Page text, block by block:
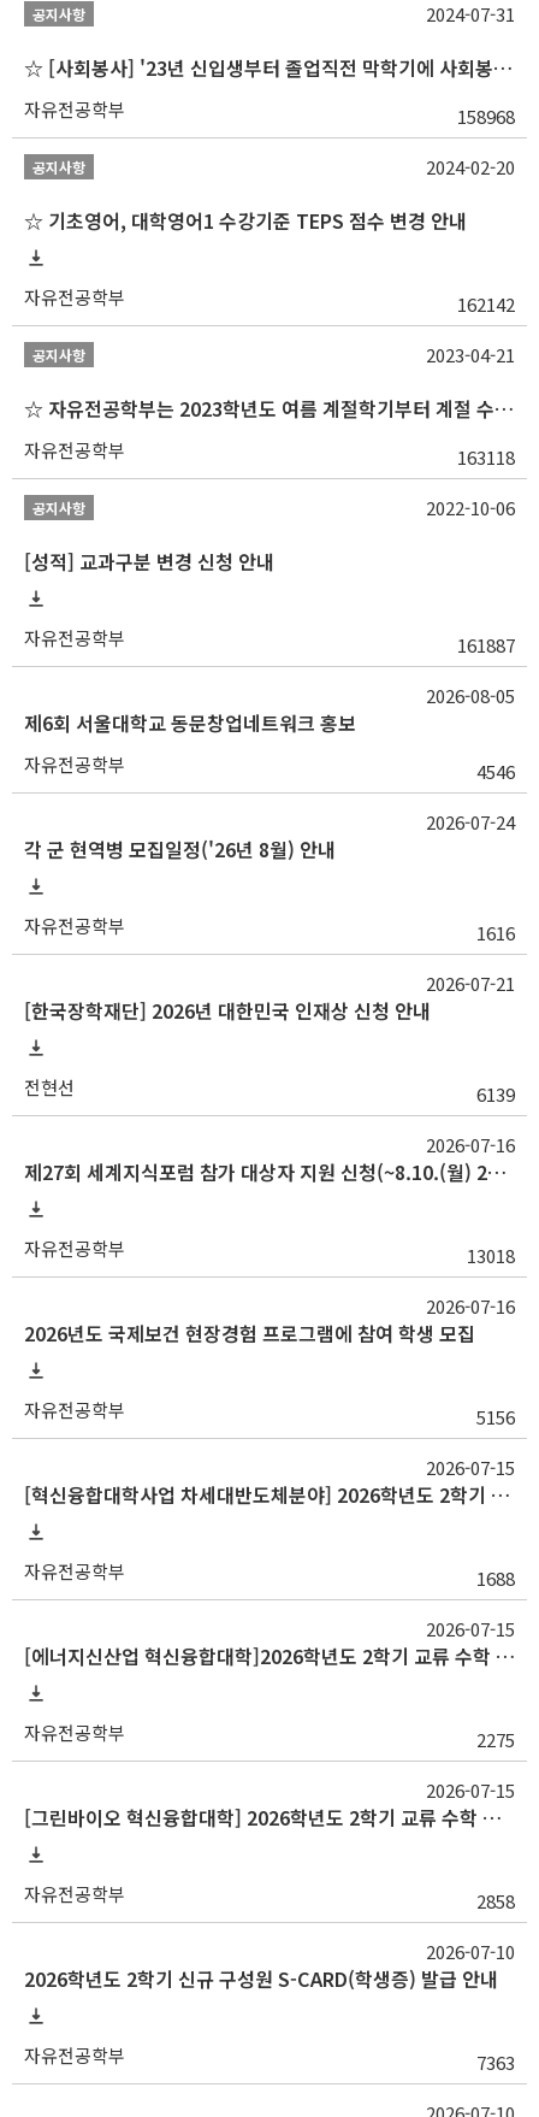
공지사항
☆ [사회봉사] '23년 신입생부터 졸업직전 막학기에 사회봉사1,2,3 수강 불가
자유전공학부 158968
2024-07-31
공지사항
☆ 기초영어, 대학영어1 수강기준 TEPS 점수 변경 안내
자유전공학부 162142
2024-02-20
공지사항
☆ 자유전공학부는 2023학년도 여름 계절학기부터 계절 수업을 개설하지 않습니다 ☆
자유전공학부 163118
2023-04-21
공지사항
[성적] 교과구분 변경 신청 안내
자유전공학부 161887
2022-10-06
제6회 서울대학교 동문창업네트워크 홍보
자유전공학부 4546
2026-08-05
각 군 현역병 모집일정('26년 8월) 안내
자유전공학부 1616
2026-07-24
[한국장학재단] 2026년 대한민국 인재상 신청 안내
전현선 6139
2026-07-21
제27회 세계지식포럼 참가 대상자 지원 신청(~8.10.(월) 23:59)
자유전공학부 13018
2026-07-16
2026년도 국제보건 현장경험 프로그램에 참여 학생 모집
자유전공학부 5156
2026-07-16
[혁신융합대학사업 차세대반도체분야] 2026학년도 2학기 교류 수학 안내(중앙대, 대구대)
자유전공학부 1688
2026-07-15
[에너지신산업 혁신융합대학]2026학년도 2학기 교류 수학 안내(고려대, 부산대, 한양대)
자유전공학부 2275
2026-07-15
[그린바이오 혁신융합대학] 2026학년도 2학기 교류 수학 안내(충남대)
자유전공학부 2858
2026-07-15
2026학년도 2학기 신규 구성원 S-CARD(학생증) 발급 안내
자유전공학부 7363
2026-07-10